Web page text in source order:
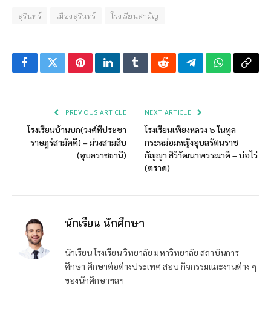
สุรินทร์ เมืองสุรินทร์ โรงเรียนสามัญ
FacebookTwitterPinterestLinkedInTumblrRedditTelegramWhatsApp
Copy
PREVIOUS ARTICLE
โรงเรียนบ้านบก(วงศ์ทีประชา
ราษฎร์สามัคคี) – ม่วงสามสิบ
(อุบลราชธานี)
NEXT ARTICLE
โรงเรียนเพียงหลวง ๖ ในทูล
กระหม่อมหญิงอุบลรัตนราช
กัญญา สิริวัฒนาพรรณวดี – บ่อไร่
(ตราด)
นักเรียน นักศึกษา
นักเรียน โรงเรียน วิทยาลัย มหาวิทยาลัย สถาบันการ
ศึกษา ศึกษาต่อต่างประเทศ สอบ กิจกรรมและงานต่าง ๆ
ของนักศึกษาฯลฯ